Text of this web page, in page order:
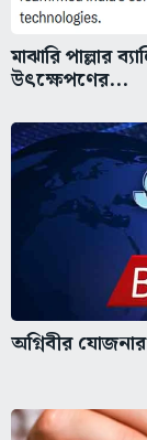
মাঝারি পাল্লার
উৎক্ষেপণের...
অগ্নিবীর